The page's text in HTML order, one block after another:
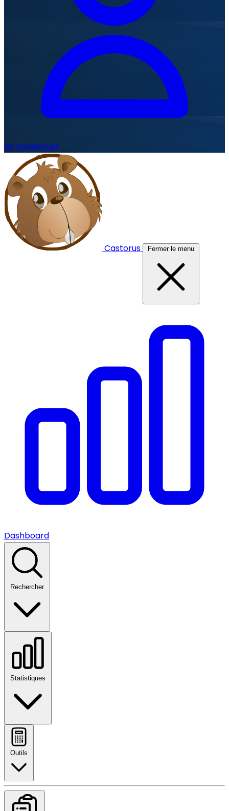
Se connecter
Castorus Fermer le menu
Dashboard
Rechercher
Statistiques
Outils